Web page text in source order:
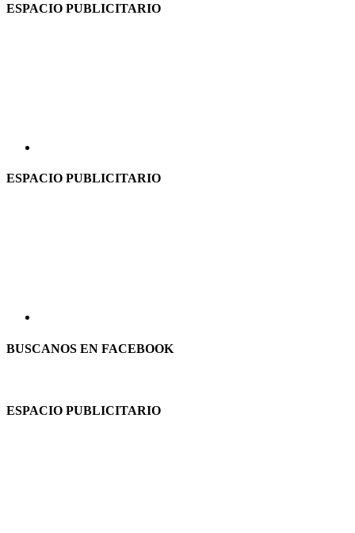
ESPACIO PUBLICITARIO
ESPACIO PUBLICITARIO
BUSCANOS EN FACEBOOK
ESPACIO PUBLICITARIO